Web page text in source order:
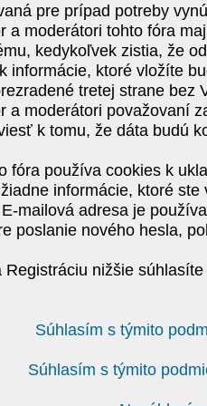
pre prípad potreby
a moderátori tohto fóra
kedykoľvek zistia, že
informácie, ktoré vložíte
tretej strane bez
a moderátori považovaní
k tomu, že dáta budú
fóra používa cookies k
informácie, ktoré
mailová adresa je
poslanie nového hesla,
Registráciu nižšie
Súhlasím s týmito
Súhlasím s týmito